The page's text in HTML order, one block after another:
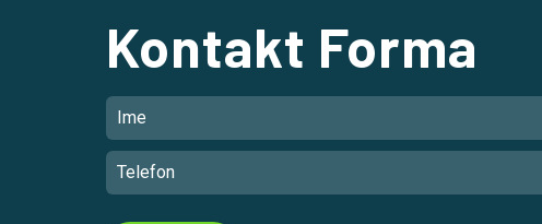
Kontakt Forma